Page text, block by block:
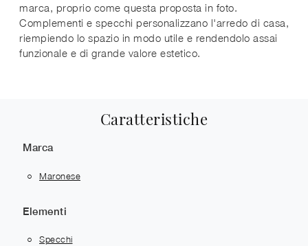
marca, proprio come questa proposta in foto.
Complementi e specchi personalizzano l'arredo di casa,
riempiendo lo spazio in modo utile e rendendolo assai
funzionale e di grande valore estetico.
Caratteristiche
Marca
Maronese
Elementi
Specchi